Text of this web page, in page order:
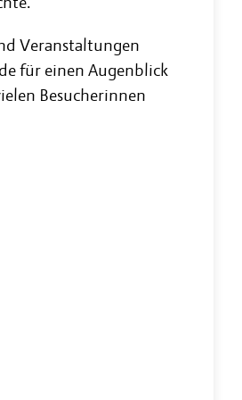
Veranstaltungen
für einen Augenblick
Besucherinnen